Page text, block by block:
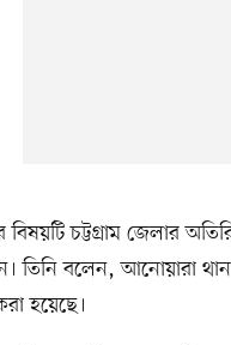
বিষয়টি চট্টগ্রাম জেলার
তিনি বলেন, আনোয়ারা
হয়েছে।